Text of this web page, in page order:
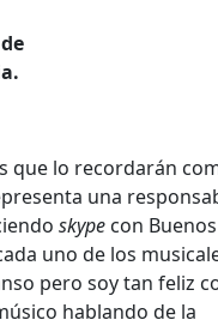
que lo recordarán
una
skype con
uno de los
pero soy tan feliz
hablando de la